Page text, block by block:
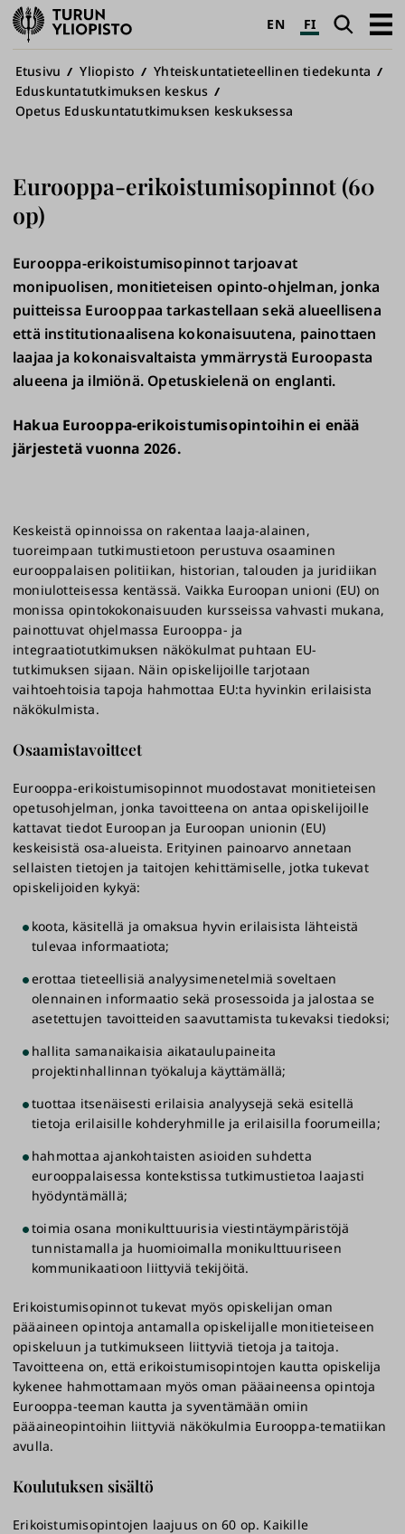
Turun
yliopisto
EN FI Haku
Avaa
Murupolku
Etusivu Yliopisto
Yhteiskuntatieteellinen tiedekunta
Eduskuntatutkimuksen keskus
Opetus Eduskuntatutkimuksen keskuksessa
Eurooppa-erikoistumisopinnot (60
op)
Eurooppa-erikoistumisopinnot tarjoavat
monipuolisen, monitieteisen opinto-ohjelman, jonka
puitteissa Eurooppaa tarkastellaan sekä alueellisena
että institutionaalisena kokonaisuutena, painottaen
laajaa ja kokonaisvaltaista ymmärrystä Euroopasta
alueena ja ilmiönä. Opetuskielenä on englanti.
Hakua Eurooppa-erikoistumisopintoihin ei enää
järjestetä vuonna 2026.
Keskeistä opinnoissa on rakentaa laaja-alainen,
tuoreimpaan tutkimustietoon perustuva osaaminen
eurooppalaisen politiikan, historian, talouden ja juridiikan
moniulotteisessa kentässä. Vaikka Euroopan unioni (EU) on
monissa opintokokonaisuuden kursseissa vahvasti mukana,
painottuvat ohjelmassa Eurooppa- ja
integraatiotutkimuksen näkökulmat puhtaan EU-
tutkimuksen sijaan. Näin opiskelijoille tarjotaan
vaihtoehtoisia tapoja hahmottaa EU:ta hyvinkin erilaisista
näkökulmista.
Osaamistavoitteet
Eurooppa-erikoistumisopinnot muodostavat monitieteisen
opetusohjelman, jonka tavoitteena on antaa opiskelijoille
kattavat tiedot Euroopan ja Euroopan unionin (EU)
keskeisistä osa-alueista. Erityinen painoarvo annetaan
sellaisten tietojen ja taitojen kehittämiselle, jotka tukevat
opiskelijoiden kykyä:
koota, käsitellä ja omaksua hyvin erilaisista lähteistä
tulevaa informaatiota;
erottaa tieteellisiä analyysimenetelmiä soveltaen
olennainen informaatio sekä prosessoida ja jalostaa se
asetettujen tavoitteiden saavuttamista tukevaksi tiedoksi;
hallita samanaikaisia aikataulupaineita
projektinhallinnan työkaluja käyttämällä;
tuottaa itsenäisesti erilaisia analyysejä sekä esitellä
tietoja erilaisille kohderyhmille ja erilaisilla foorumeilla;
hahmottaa ajankohtaisten asioiden suhdetta
eurooppalaisessa kontekstissa tutkimustietoa laajasti
hyödyntämällä;
toimia osana monikulttuurisia viestintäympäristöjä
tunnistamalla ja huomioimalla monikulttuuriseen
kommunikaatioon liittyviä tekijöitä.
Erikoistumisopinnot tukevat myös opiskelijan oman
pääaineen opintoja antamalla opiskelijalle monitieteiseen
opiskeluun ja tutkimukseen liittyviä tietoja ja taitoja.
Tavoitteena on, että erikoistumisopintojen kautta opiskelija
kykenee hahmottamaan myös oman pääaineensa opintoja
Eurooppa-teeman kautta ja syventämään omiin
pääaineopintoihin liittyviä näkökulmia Eurooppa-tematiikan
avulla.
Koulutuksen sisältö
Erikoistumisopintojen laajuus on 60 op. Kaikille